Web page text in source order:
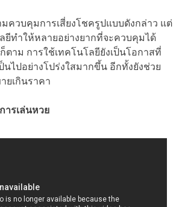
ควบคุมการเสี่ยงโชครูปแบบดังกล่าว แต่
ยีทำให้หลายอย่างยากที่จะควบคุมได้
ตาม การใช้เทคโนโลยียังเป็นโอกาสที่
นไปอย่างโปร่งใสมากขึ้น อีกทั้งยังช่วย
ยเกินราคา
ารเล่นหวย